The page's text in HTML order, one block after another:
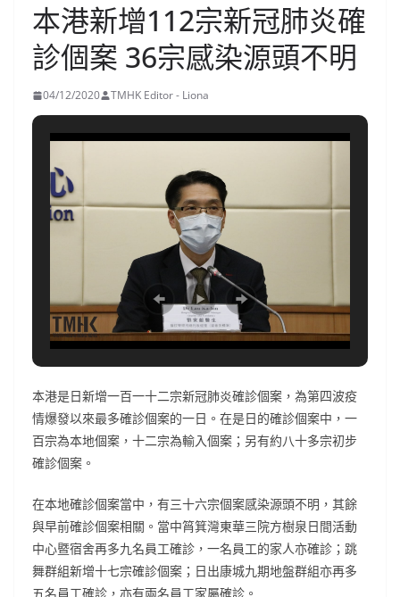
本港新增112宗新冠肺炎確
診個案 36宗感染源頭不明
04/12/2020 TMHK Editor - Liona
本港是日新增一百一十二宗新冠肺炎確診個案，為第四波疫
情爆發以來最多確診個案的一日。在是日的確診個案中，一
百宗為本地個案，十二宗為輸入個案；另有約八十多宗初步
確診個案。
在本地確診個案當中，有三十六宗個案感染源頭不明，其餘
與早前確診個案相關。當中筲箕灣東華三院方樹泉日間活動
中心暨宿舍再多九名員工確診，一名員工的家人亦確診；跳
舞群組新增十七宗確診個案；日出康城九期地盤群組亦再多
五名員工確診，亦有兩名員工家屬確診。